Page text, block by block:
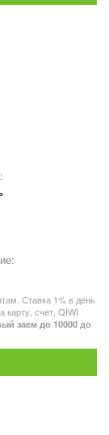
Ставка 1% в день
карту, счет, QIWI
заем до 10000 до